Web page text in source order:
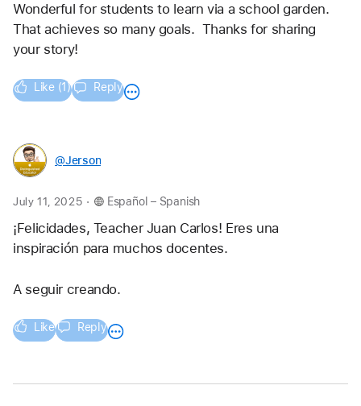
Wonderful for students to learn via a school garden.
That achieves so many goals.  Thanks for sharing
your story!
Like (1) Reply
@Jerson
July 11, 2025 . Español – Spanish
¡Felicidades, Teacher Juan Carlos! Eres una
inspiración para muchos docentes.
A seguir creando.
Like Reply